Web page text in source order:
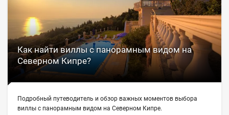
Как найти виллы с панорамным видом на
Северном Кипре?
Подробный путеводитель и обзор важных моментов выбора
виллы с панорамным видом на Северном Кипре.